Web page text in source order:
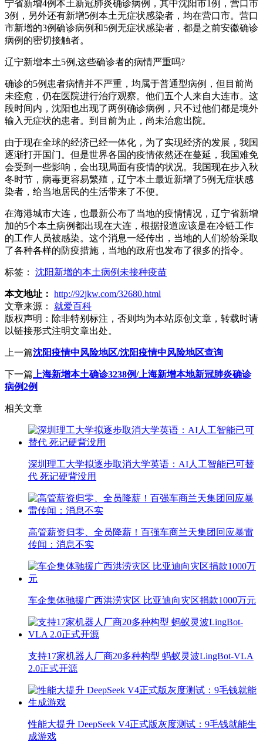
宁省新增4例本土新冠肺炎确诊病例，其中沈阳市1例，营口市
3例，另外还有新增5例本土无症状感染者，均在营口市。营口
市新增的3例确诊病例和5例无症状感染者，都是之前安徽确诊
病例的密切接触者。
辽宁新增本土5例,这些确诊者的病情严重吗?
确诊的5例患者病情并不严重，均属于普通型病例，但目前尚
未痊愈，仍在医院进行治疗观察。他们五个人来自大连市。这
段时间内，沈阳也出现了两例确诊病例，只不过他们都是境外
输入无症状的患者。到目前为止，尚未治愈出院。
由于现在全球的经济已经一体化，为了实现经济的发展，我国
逐渐打开国门。但是世界各国的疫情依然还在蔓延，我国难免
会受到一些影响，会出现局面有疫情的状况。我国现在步入秋
冬时节，病毒更容易繁殖，辽宁本土最近新增了5例无症状感
染者，给当地居民的生活带来了不便。
在海港城市大连，也最新公布了当地的疫情情况，辽宁省新增
加的5个本土病例都出现在大连，根据报道应该是在冷链工作
的工作人员被感染。这个消息一经传出，当地的人们纷纷采取
了各种各样的防疫措施，当地的政府也发布了很多的指令。
标签： 沈阳新增的本土病例未接种疫苗
本文地址： http://92jkw.com/32680.html
文章来源：
就爱百科
版权声明： 除非特别标注，否则均为本站原创文章，转载时请
以链接形式注明文章出处。
上一篇沈阳疫情中风险地区/沈阳疫情中风险地区查询
下一篇 上海新增本土确诊3238例/上海新增本地新冠肺炎确诊
病例2例
相关文章
深圳理工大学拟逐步取消大学英语：AI人工智能已可替
代 死记硬背没用
高管薪资归零、全员降薪！百强车商兰天集团回应暴雷
传闻：消息不实
车企集体驰援广西洪涝灾区 比亚迪向灾区捐款1000万元
支持17家机器人厂商20多种构型 蚂蚁灵波LingBot-VLA
2.0正式开源
性能大提升 DeepSeek V4正式版灰度测试：9毛钱就能生
成游戏